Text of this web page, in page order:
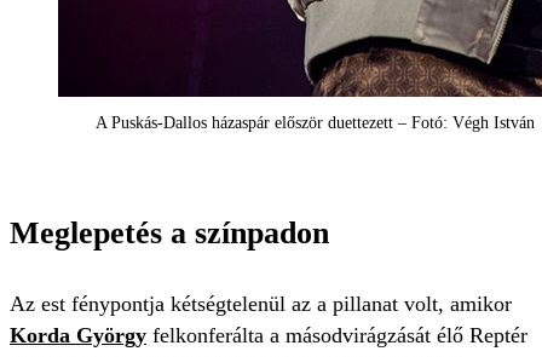
A Puskás-Dallos házaspár először duettezett – Fotó: Végh István
Meglepetés a színpadon
Az est fénypontja kétségtelenül az a pillanat volt, amikor
Korda György felkonferálta a másodvirágzását élő Reptér